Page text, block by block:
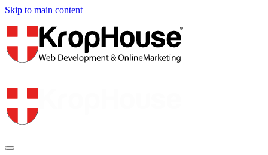
Skip to main content